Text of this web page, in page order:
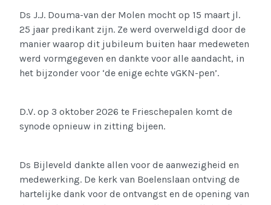
Ds J.J. Douma-van der Molen mocht op 15 maart jl.
25 jaar predikant zijn. Ze werd overweldigd door de
manier waarop dit jubileum buiten haar medeweten
werd vormgegeven en dankte voor alle aandacht, in
het bijzonder voor ‘de enige echte vGKN-pen’.
D.V. op 3 oktober 2026 te Frieschepalen komt de
synode opnieuw in zitting bijeen.
Ds Bijleveld dankte allen voor de aanwezigheid en
medewerking. De kerk van Boelenslaan ontving de
hartelijke dank voor de ontvangst en de opening van